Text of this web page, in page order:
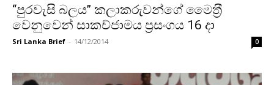
‘‘පුරවැසි බලය’’ කලාකරුවන්ගේ මෛත‍්‍රී
වෙනුවෙන් සාකච්ජාමය ප්‍රසංගය 16 දා
Sri Lanka Brief - 14/12/2014 0